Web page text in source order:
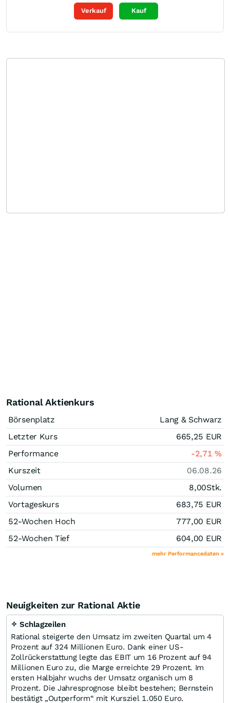
Verkauf Kauf
Rational Aktienkurs
Börsenplatz
Lang & Schwarz
Letzter Kurs
665,25 EUR
Performance
-2,71%
Kurszeit
06.08.26
Volumen
8,00Stk.
Vortageskurs
683,75 EUR
52-Wochen Hoch
777,00 EUR
52-Wochen Tief
604,00 EUR
mehr Performancedaten »
Neuigkeiten zur Rational Aktie
✧ Schlagzeilen
Rational steigerte den Umsatz im zweiten Quartal um 4
Prozent auf 324 Millionen Euro. Dank einer US-
Zollrückerstattung legte das EBIT um 16 Prozent auf 94
Millionen Euro zu, die Marge erreichte 29 Prozent. Im
ersten Halbjahr wuchs der Umsatz organisch um 8
Prozent. Die Jahresprognose bleibt bestehen; Bernstein
bestätigt „Outperform“ mit Kursziel 1.050 Euro.